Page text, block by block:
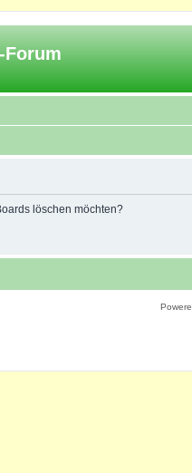
Forum
löschen möchten?